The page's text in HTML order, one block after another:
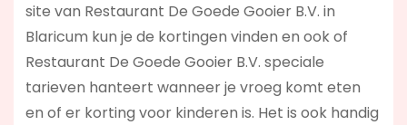
site van Restaurant De Goede Gooier B.V. in
Blaricum kun je de kortingen vinden en ook of
Restaurant De Goede Gooier B.V. speciale
tarieven hanteert wanneer je vroeg komt eten
en of er korting voor kinderen is. Het is ook handig